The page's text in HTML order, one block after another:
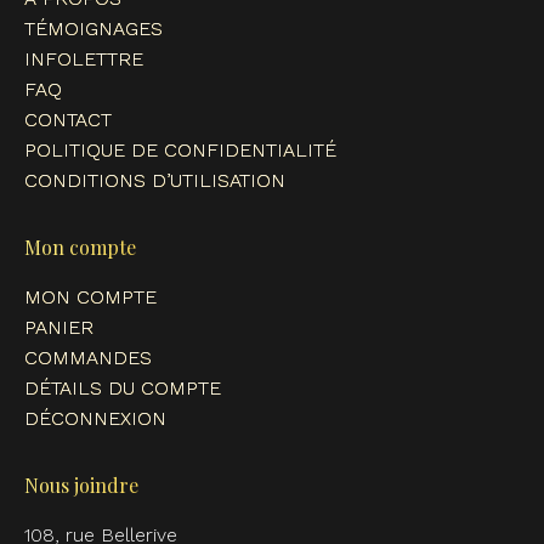
window
TÉMOIGNAGES
INFOLETTRE
FAQ
CONTACT
POLITIQUE DE CONFIDENTIALITÉ
CONDITIONS D’UTILISATION
Mon compte
MON COMPTE
PANIER
COMMANDES
DÉTAILS DU COMPTE
DÉCONNEXION
Nous joindre
108, rue Bellerive